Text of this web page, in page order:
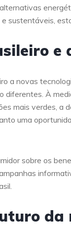
sustentáveis,
e
a novas
diferentes. À
mais verdes, a
uma
sobre os